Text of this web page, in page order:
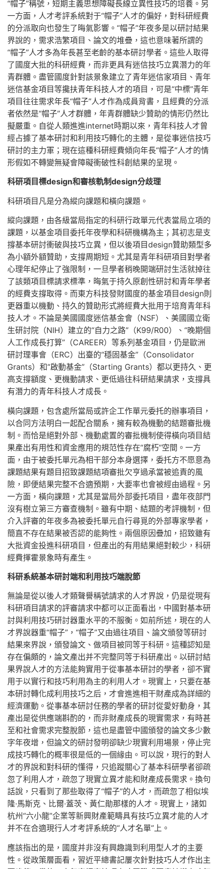
“帽子”稱號，短期主義思想障礙長線立異性技巧的培養。另
一方面，人才考評系統對于“帽子”人才的偏好，對科研經費
的分派取向也發生了晦氣影響。“帽子”年夜多是以研討結果
界說的，需求浩繁項目、論文的堆疊，這也意味著所謂的
“帽子”人才多為年長甚至老齡的基本研討學者。這些人取得
了國度大批的科研經費，而非更具有迷信技巧立異潛力的年
青群體。盡管國度針對該景象建立了青年迷信家項目、青年
迷信基金項目等攙扶青年科技人才的項目，可是“中標”青年
項目往往需求年長“帽子”人才作為成員背書，且經費的分派
者依然是“帽子”人才群體，年青群體缺少贊助的情形仍然比
擬嚴重。自從人類進進internet時期以來，青年科技人才曾
經占據了基本研討和利用技巧轉化的主體，是從事迷信技巧
研討的主力軍；現在這種科研經費傾向年長“帽子”人才的情
形假如不轉變無疑會障礙衝破性科創結果的呈現。
科研項目標design和審核軌制design分歧理
科研項目凡是分為縱向課題和橫向課題。
縱向課題，由各級當局指定的科研行政單元代表當局立項的
課題，以基金項目委托年夜學和科研機構為主；其初志是支
撐基本研討衝破與技巧立異，但以後項目design贊助類型多
為小額外額贊助，支撐周期短。尤其是青年科研項目對學者
心理年紀停止了強限制，一旦學者稍晚開端研討生活就掉往
了該類項目標請求標準，晦氣于持久原創性研討和青年學者
的經費支撐取得。而東方科技發財國度的基金項目design則
更器重以機動、持久的贊助形式將經費大批用于培育青年科
技人才。不論是美國國度迷信基金會（NSF）、美國國立衛
生研討院（NIH）建立的“自力之路”（K99/R00）、“晚期個
人工作成長打算”（CAREER）等系列基金項目，仍是歐洲
研討理事會（ERC）出臺的“穩固基金”（Consolidator
Grants）和“啟動基金”（Starting Grants）都以更持久、更
高支撐額度、更機動請求、更低過往科研結果請求，支撐具
有潛力的青年科技人才成長。
橫向課題，包含處所當局或許企工作單元委托的辦事項目，
以合同方法明白一起配合關系，擁有較為機動的結題審批機
制。而恰是絕對外部、機動處置的審批機制使得橫向項目結
果產出有用性和資金應用的規范性存在“腐朽”空間。一方
面，由于被委托單元為相干部分本身選擇，委托方不愿意為
課題結果有題目招致課題結項審批欠亨過承當被追責的風
險，即便結果完整不合適預期，大要率也會被經由過程。另
一方面，橫向課題，尤其是當局外部委托項目，盡年夜部門
沒有樹立第三方審查機制。雖有中期、結題的考評機制，但
介入評審的年夜多為被委托單元自行尋覓的外部專家學者，
簡直不存在結果被否認的能夠性。兩個原因疊加，招致雖有
大批資金投進科研項目，但產出的有用結果絕對較少，科研
經費揮霍景象時有產生。
科研系統基本研討端和利用技巧端脫節
無論是從以後人才類聲譽稱號請求的人才界說，仍是從現有
科研項目請求的評審請求中都可以正面看出，中國對基本研
討與利用技巧研討器重水平的不服衡。如前所述，現在的人
才界說器重“帽子”，“帽子”又由過往項目、論文頒發等研討
結果來界說，頒發論文、做項目被同等于科研。這種認知是
存在偏頗的，論文產出并不完整同等于科研產出。以研討結
果界說人才的方法能夠實用于從事基本研討的學者，卻不實
用于以實行和技巧利用為主的利用人才。現實上，只要在基
本研討轉化成利用技巧之后，才會進進相干財產成為詳細的
經濟運動。從事基本研討任務的學者的研討從愛好動身，其
產出是從供應端斟酌的，而非財產成長的現實需求，有時甚
至和社會需求完整脫節，這也是盡管中國頒發的論文多少數
字年夜增，但論文的研討發明卻缺少現實利用場景，停止完
成技巧轉化的概率很是低的一個緣由。可以說，現行的對人
才的界說和對科研的懂得，只追蹤關心了基本科研學者卻疏
忽了利用人才，疏忽了現實立異才能和財產成長需求。換句
話說，只看到了那些取得了“帽子”的人才，而疏忽了相似埃
隆·馬斯克、比爾·蓋茨、黃仁勛那樣的人才。現實上，諸如
杭州“六小龍”企業等新興財產範疇具有技巧立異才能的人才
并不在合適現行人才考評系統的“人才名單”上。
應該指出的是，國度并非沒有興趣識到利用型人才的主要
性。從政策層面看，習近平總書記屢次針對技巧人才作出主